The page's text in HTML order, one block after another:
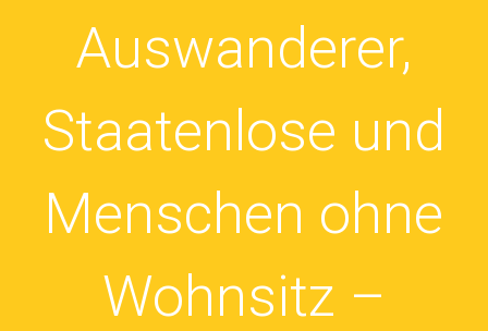
Auswanderer,
Staatenlose und
Menschen ohne
Wohnsitz –